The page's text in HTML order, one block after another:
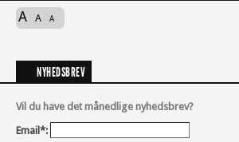
A A A
NYHEDSBREV
Vil du have det månedlige nyhedsbrev?
Email*: